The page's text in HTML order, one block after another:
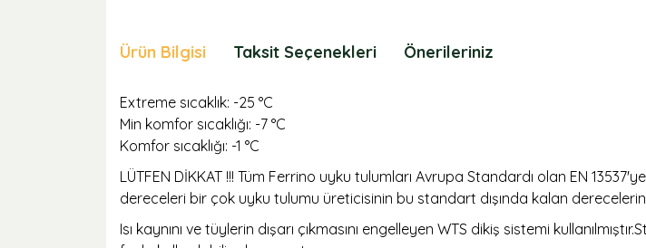
Ürün Bilgisi Taksit Seçenekleri Önerileriniz
Extreme sıcaklık: -25 °C
Min komfor sıcaklığı: -7 °C
Komfor sıcaklığı: -1 °C
LÜTFEN DİKKAT !!! Tüm Ferrino uyku tulumları Avrupa Standardı olan EN
dereceleri bir çok uyku tulumu üreticisinin bu standart dışında kalan
Isı kaynını ve tüylerin dışarı çıkmasını engelleyen WTS dikiş sistemi